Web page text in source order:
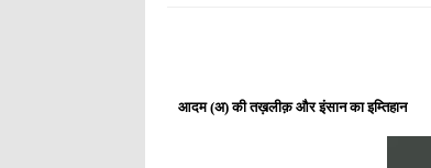
आदम (अ) की तख़लीक़ और इंसान का इम्तिहान